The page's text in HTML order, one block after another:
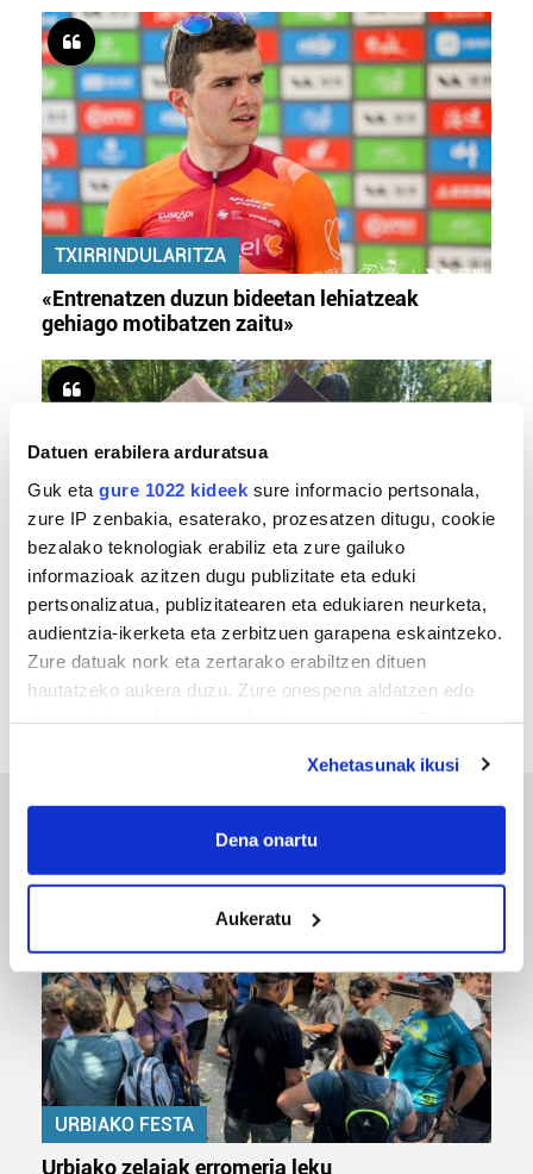
Datuen erabilera arduratsua
Guk eta gure 1022 kideek sure informacio pertsonala,
zure IP zenbakia, esaterako, prozesatzen ditugu, cookie
bezalako teknologiak erabiliz eta zure gailuko
informazioak azitzen dugu publizitate eta eduki
pertsonalizatua, publizitatearen eta edukiaren neurketa,
audientzia-ikerketa eta zerbitzuen garapena eskaintzeko.
Zure datuak nork eta zertarako erabiltzen dituen
hautatzeko aukera duzu. Zure onespena aldatzen edo
If you allow, we would also like to:
Collect information about your geographical
meters
Identify your device by actively scanning it for
specific characteristics (fingerprinting)
Find out more about how your personal data is processed
and set your preferences in thedetails section.
Guk eta gure bazkideek zure datu pertsonalak
prozesatzen ditugu, zure IP zenbakia, besteak beste,
teknologia erabiliz, cookieak adibidez, iragarki eta eduki
pertsonalizatuak eskaintzeko, iragarkiak eta edukia
Xehetasunak ikusi
Dena onartu
Aukeratu
TXIRRINDULARITZA
«Entrenatzen duzun bideetan lehiatzeak
gehiago motibatzen zaitu»
MEMORIA HISTORIKOA
«Gai tabua izan da etxe gehienetan, jendeak
azkeneko momentuan hitz egin du»
ERREPORTAJEAK
URBIAKO FESTA
Urbiako zelaiak erromeria leku